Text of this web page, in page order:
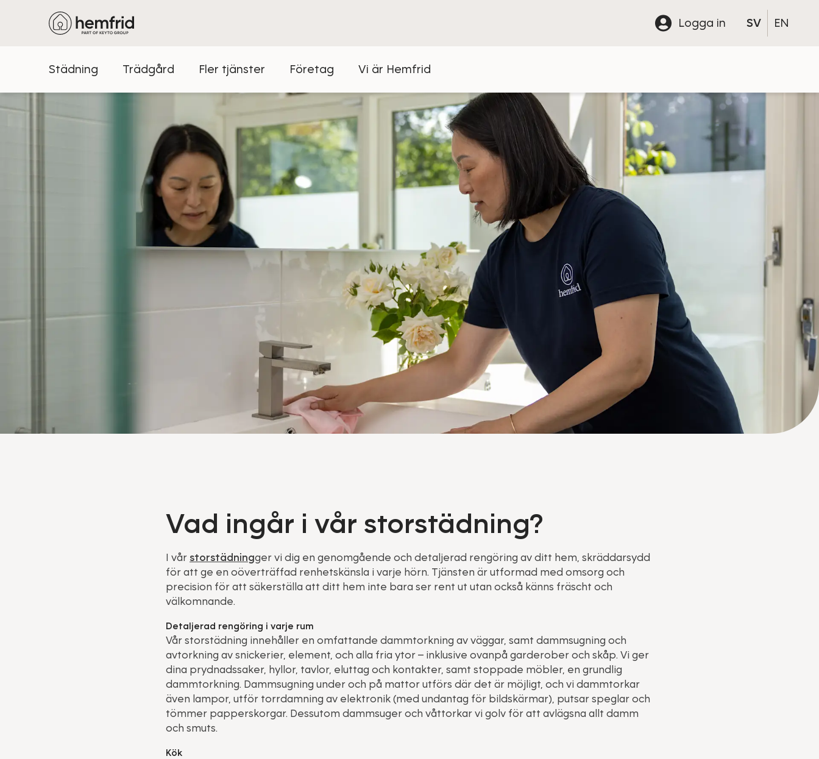
Logga in SV EN
Städning Trädgård Fler tjänster Företag Vi är Hemfrid
Vad ingår i vår storstädning?
I vår storstädningger vi dig en genomgående och detaljerad rengöring av ditt hem, skräddarsydd
för att ge en oöverträffad renhetskänsla i varje hörn. Tjänsten är utformad med omsorg och
precision för att säkerställa att ditt hem inte bara ser rent ut utan också känns fräscht och
välkomnande.
Detaljerad rengöring i varje rum
Vår storstädning innehåller en omfattande dammtorkning av väggar, samt dammsugning och
avtorkning av snickerier, element, och alla fria ytor – inklusive ovanpå garderober och skåp. Vi ger
dina prydnadssaker, hyllor, tavlor, eluttag och kontakter, samt stoppade möbler, en grundlig
dammtorkning. Dammsugning under och på mattor utförs där det är möjligt, och vi dammtorkar
även lampor, utför torrdamning av elektronik (med undantag för bildskärmar), putsar speglar och
tömmer papperskorgar. Dessutom dammsuger och våttorkar vi golv för att avlägsna allt damm
och smuts.
Kök